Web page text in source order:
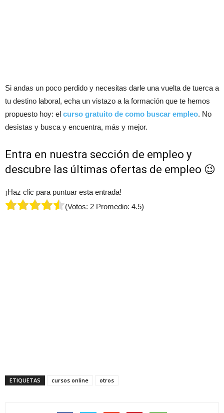
Si andas un poco perdido y necesitas darle una vuelta de tuerca a
tu destino laboral, echa un vistazo a la formación que te hemos
propuesto hoy: el curso gratuito de como buscar empleo. No
desistas y busca y encuentra, más y mejor.
Entra en nuestra sección de empleo y
descubre las últimas ofertas de empleo 😉
¡Haz clic para puntuar esta entrada!
(Votos: 2 Promedio: 4.5)
ETIQUETAS cursos online otros